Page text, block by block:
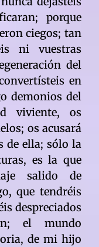
porque
ciegos; tan
ni vuestras
del
en
demonios del
viviente, os
os acusará
de ella; sólo la
es la que
salido de
que tendréis
despreciados
el mundo
de mi hijo